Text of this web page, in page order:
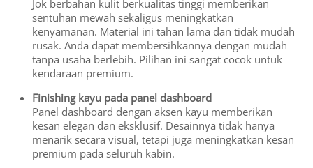
Jok berbahan kulit berkualitas tinggi memberikan
sentuhan mewah sekaligus meningkatkan
kenyamanan. Material ini tahan lama dan tidak mudah
rusak. Anda dapat membersihkannya dengan mudah
tanpa usaha berlebih. Pilihan ini sangat cocok untuk
kendaraan premium.
Finishing kayu pada panel dashboard
Panel dashboard dengan aksen kayu memberikan
kesan elegan dan eksklusif. Desainnya tidak hanya
menarik secara visual, tetapi juga meningkatkan kesan
premium pada seluruh kabin.